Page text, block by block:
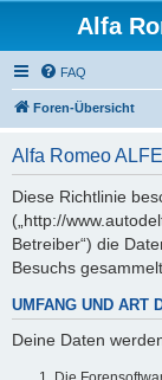
Alfa
FAQ
Foren-Übersicht
Alfa Romeo
Diese Richtlinie
(„http://
Betreiber“) die
Besuchs
UMFANG UND ART
Deine Daten